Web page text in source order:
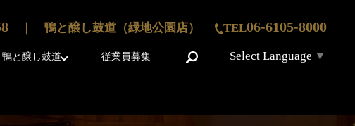
｜ 鴨と醸し鼓道（緑地公園店） TEL06-6105-8000
Select Language ▼
鴨と醸し鼓道 従業員募集